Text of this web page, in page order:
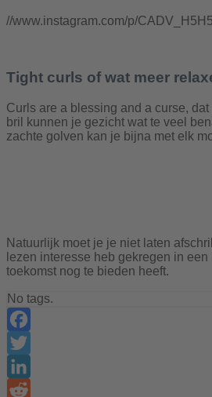
//www.instagram.com/p/
Tight curls of wat meer
Curls are a blessing and a curse,
bril kunnen je gezicht wat te veel
zachte golven kan je bijna met elk
Natuurlijk moet je je niet laten
lezen interesse heb gekregen in
toekomst nog te bieden heeft.
No tags.
Facebook
Twitter
LinkedIn